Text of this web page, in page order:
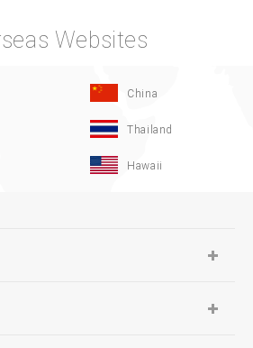
Websites
China
Thailand
Hawaii